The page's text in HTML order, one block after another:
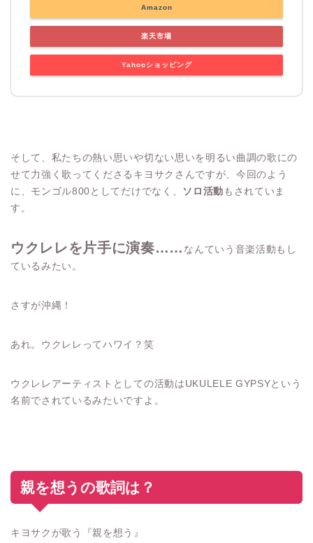
Amazon
楽天市場
Yahooショッピング
そして、私たちの熱い思いや切ない思いを明るい曲調の歌にの
せて力強く歌ってくださるキヨサクさんですが、今回のよう
に、モンゴル800としてだけでなく、
ソロ活動 もされていま
す。
ウクレレを片手に演奏…… なんていう音楽活動もし
ているみたい。
さすが沖縄！
あれ。ウクレレってハワイ？笑
ウクレレアーティストとしての活動はUKULELE GYPSYという
名前でされているみたいですよ。
親を想うの歌詞は？
キヨサクが歌う『親を想う』